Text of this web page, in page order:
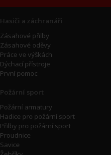
Hasiči a záchranáři
Zásahové přilby
Zásahové oděvy
Práce ve výškách
Dýchací přístroje
První pomoc
Požární sport
Požární armatury
Hadice pro požární sport
Přilby pro požární sport
Proudnice
Savice